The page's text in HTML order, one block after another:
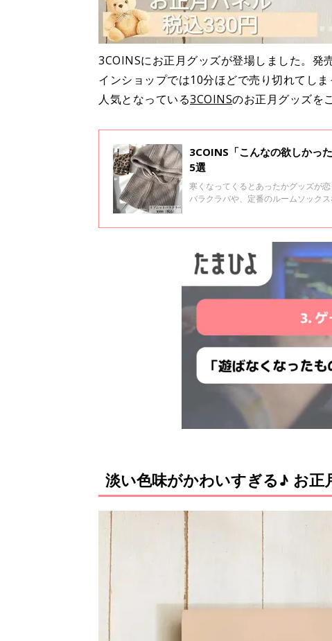
3COINSにお正月グッズが登場しました。発
インショップでは10分ほどで売り切れてし
人気となっている3COINSのお正月グッズを
3COINS「こんなの欲しかっ
5選
寒くなってくるとあったかグッズが
バラクラバや、定番のルームソック
淡い色味がかわいすぎる♪ お正